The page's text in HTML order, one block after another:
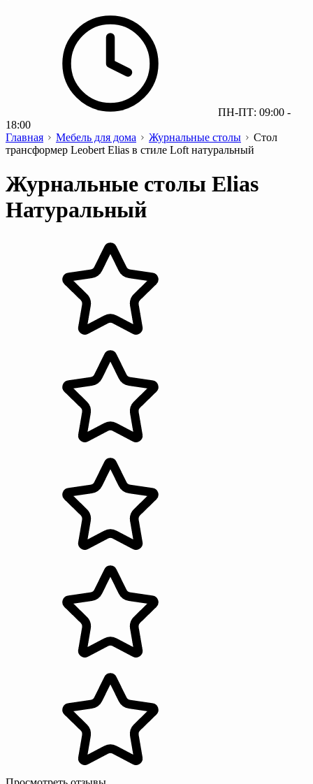
ПН-ПТ: 09:00 -
18:00
Главная
Мебель для дома Журнальные столы
Стол
трансформер Leobert Elias в стиле Loft натуральный
Журнальные столы Elias
Натуральный